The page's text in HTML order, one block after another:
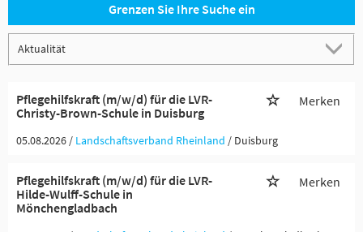
Grenzen Sie Ihre Suche ein
Pflegehilfskraft (m/w/d) für die LVR-
Christy-Brown-Schule in Duisburg
Merken
05.08.2026 / Landschaftsverband Rheinland / Duisburg
Pflegehilfskraft (m/w/d) für die LVR-
Hilde-Wulff-Schule in
Mönchengladbach
Merken